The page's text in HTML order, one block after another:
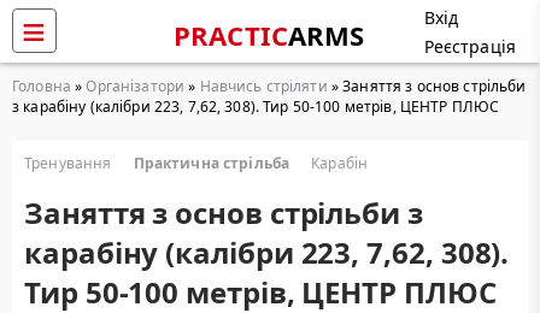
PRACTICARMS
Вхід
Реєстрація
Головна »Організатори » Навчись стріляти » Заняття з основ стрільби
з карабіну (калібри 223, 7,62, 308). Тир 50-100 метрів, ЦЕНТР ПЛЮС
Тренування Практична стрільба Карабін
Заняття з основ стрільби з
карабіну (калібри 223, 7,62, 308).
Тир 50-100 метрів, ЦЕНТР ПЛЮС